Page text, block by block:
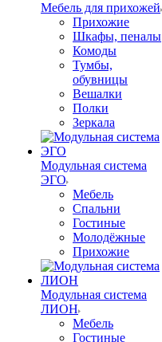
Мебель для прихожей
Прихожие
Шкафы, пеналы
Комоды
Тумбы,
обувницы
Вешалки
Полки
Зеркала
Модульная система
ЭГО
Мебель
Спальни
Гостиные
Молодёжные
Прихожие
Модульная система
ЛИОН
Мебель
Гостиные